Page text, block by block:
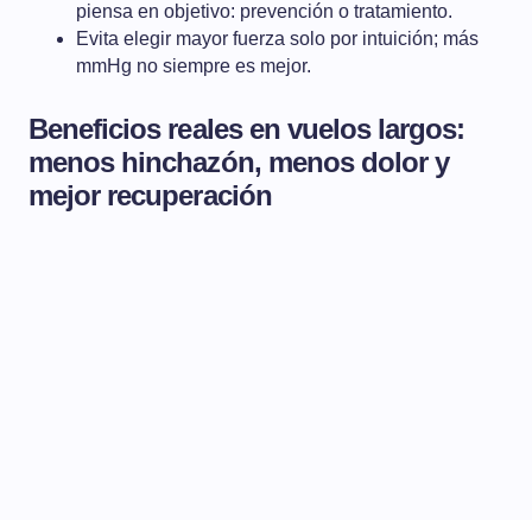
piensa en objetivo: prevención o tratamiento.
Evita elegir mayor fuerza solo por intuición; más
mmHg no siempre es mejor.
Beneficios reales en vuelos largos:
menos hinchazón, menos dolor y
mejor recuperación